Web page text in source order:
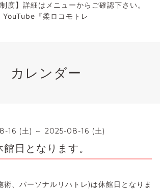
度】詳細はメニューからご確認下さい。
YouTube『柔ロコモトレ
カレンダー
16 (土) ～ 2025-08-16 (土)
日となります。
術、パーソナルリハトレ)は休館日となりま